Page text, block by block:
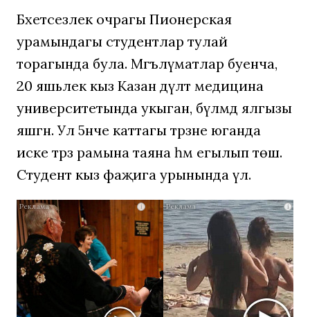
Бәхетсезлек очрагы Пионерская
урамындагы студентлар тулай
торагында була. Мәгълүматлар буенча,
20 яшьлек кыз Казан дәүләт медицина
университетында укыган, бүлмәдә ялгызы
яшәгән. Ул 5нче каттагы тәрәзәне юганда
иске тәрәзә рамына таяна һәм егылып төшә.
Студент кыз фаҗига урынында үлә.
i
Ролик
длится
несколько
секунд,
смеяться
i